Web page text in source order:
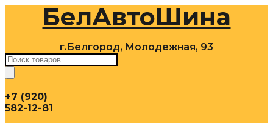
содержимомуБелАвтоШина
г.Белгород, Молодежная, 93
Поиск
товаров
+7 (920)
582-12-81